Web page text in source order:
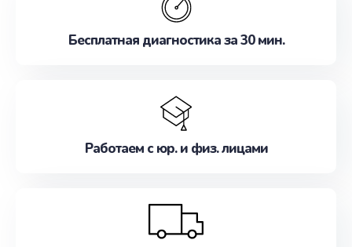
Бесплатная диагностика за 30 мин.
Работаем с юр. и физ. лицами